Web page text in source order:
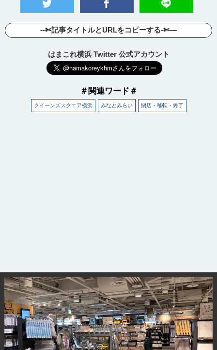
--✄記事タイトルとURLをコピーする-✄—
はまこれ横浜 Twitter 公式アカウント
＃関連ワード＃
クイーンズスクエア横浜 みなとみらい 閉店・移転・終了